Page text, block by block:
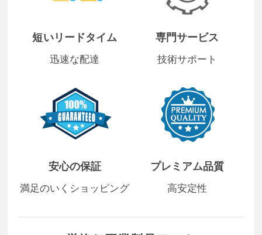
短いリードタイム
迅速な配達
専門サービス
技術サポート
安心の保証
満足のいくショッピング
プレミアム品質
高安定性